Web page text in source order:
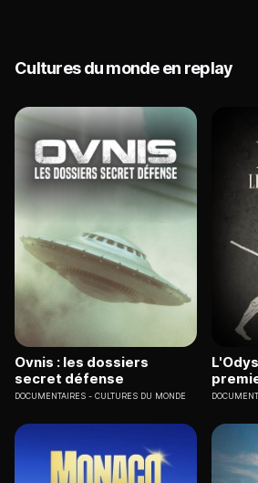
Cultures du monde en replay
Ovnis : les dossiers
secret défense
DOCUMENTAIRES CULTURES DU MONDE